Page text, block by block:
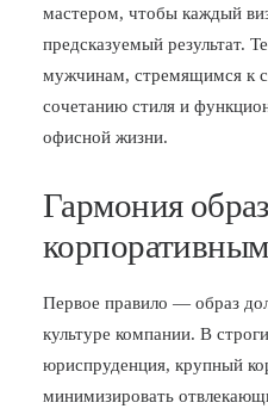
мастером, чтобы каждый
предсказуемый результат.
мужчинам, стремящимся к
сочетанию стиля и
офисной жизни.
Гармония
Первое правило — образ
культуре компании. В
юриспруденция, крупный
минимизировать